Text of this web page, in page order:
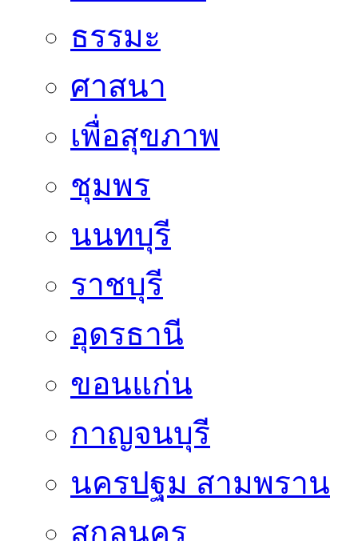
ธรรมะ
ศาสนา
เพื่อสุขภาพ
ชุมพร
นนทบุรี
ราชบุรี
อุดรธานี
ขอนแก่น
กาญจนบุรี
นครปฐม สามพราน
สกลนคร